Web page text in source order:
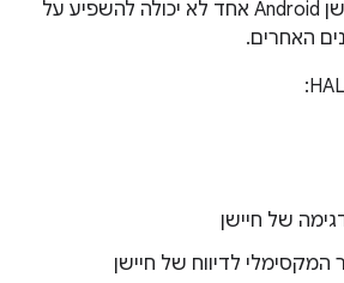
כלומר, כל פעולה בחיישן Android אחד לא יכולה להשפיע על
האחרים.
של חיישן
המקסימלי לדיווח של חיישן